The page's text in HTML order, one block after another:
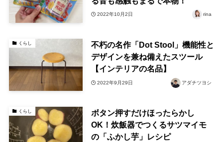
2022年10月2日 rina
くらし
不朽の名作「Dot Stool」機能性と
デザインを兼ね備えたスツール
【インテリアの名品】
2022年9月29日 アダチツヨシ
くらし
ボタン押すだけほったらかし
OK！炊飯器でつくるサツマイモ
の「ふかし芋」レシピ